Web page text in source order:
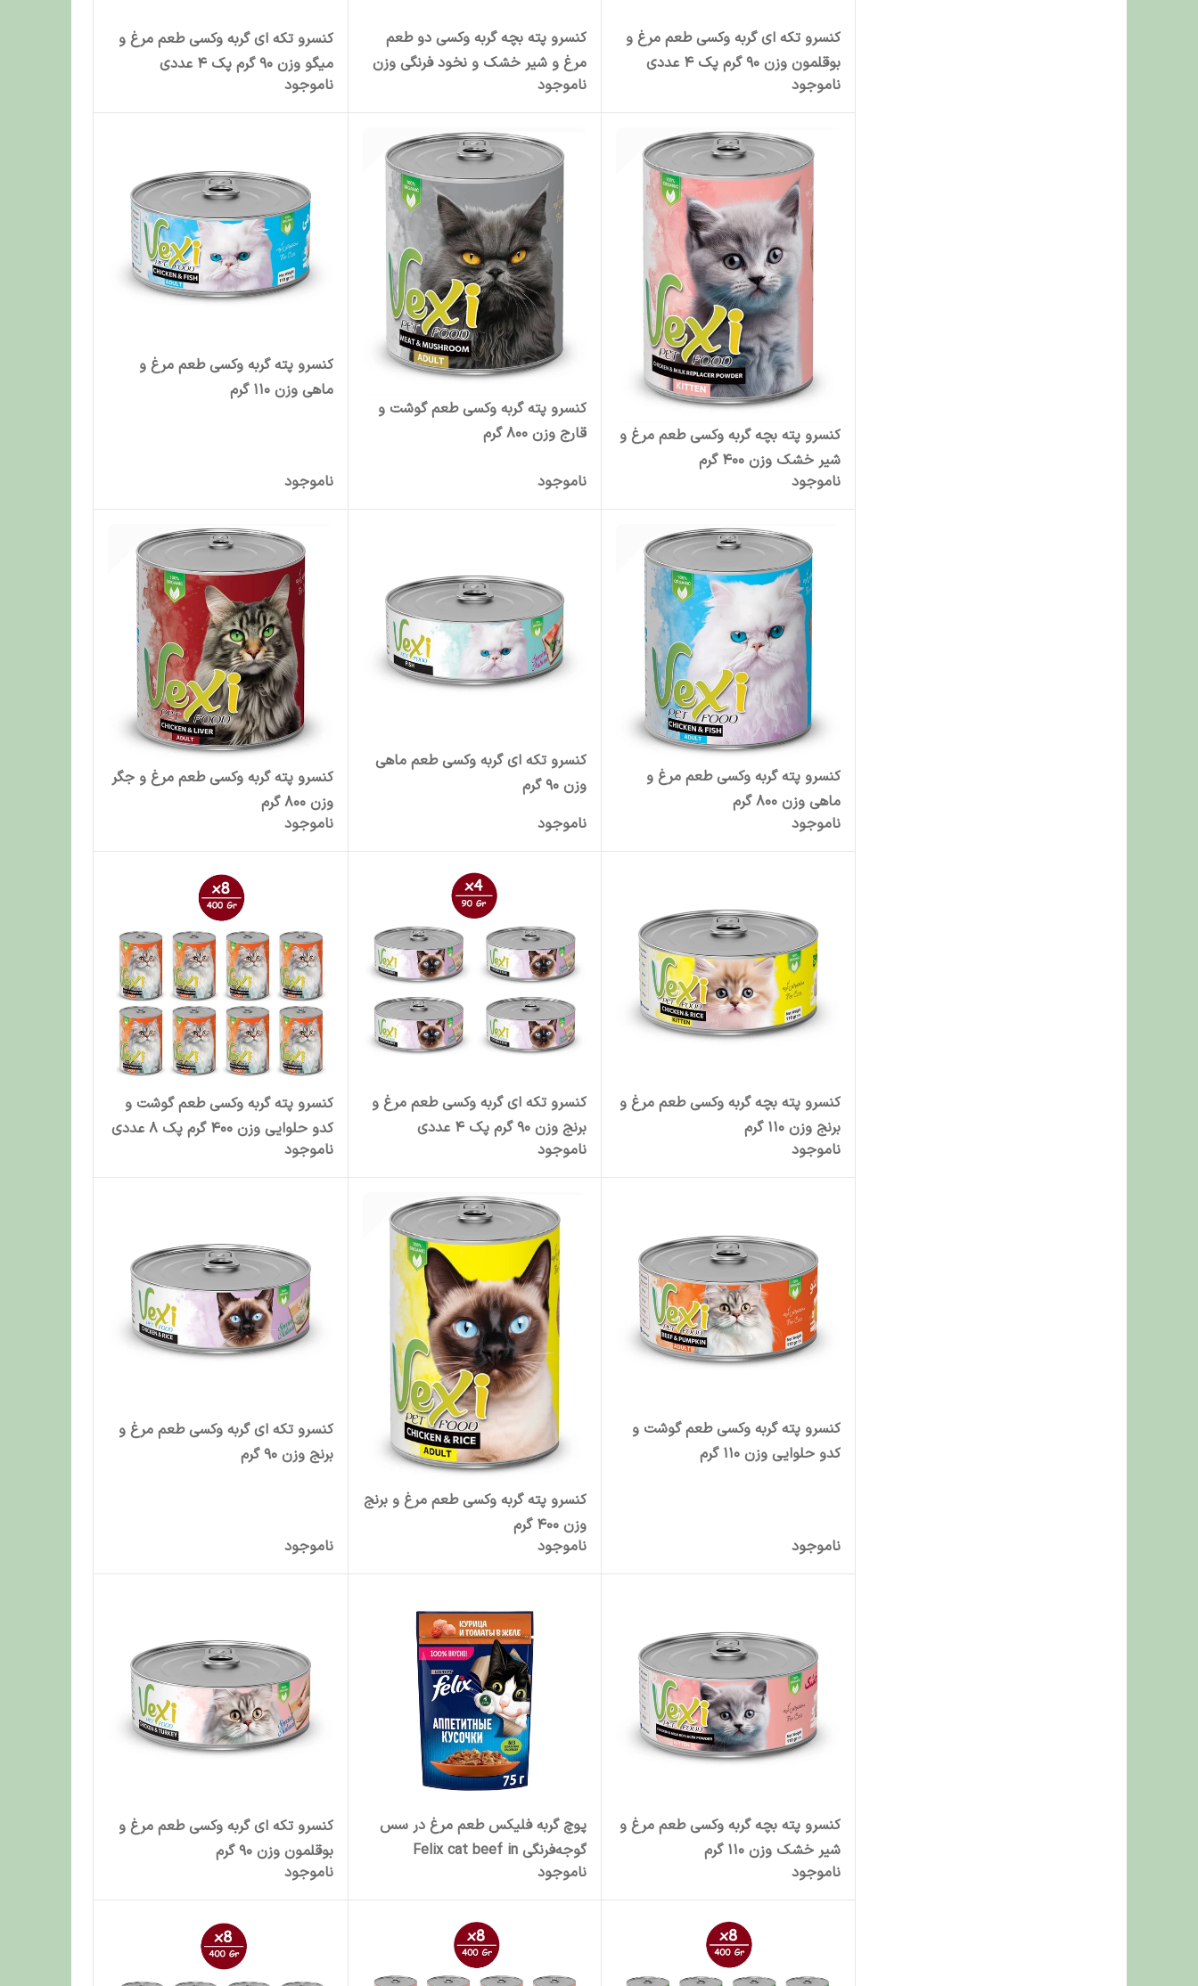
کنسرو تکه ای گربه وکسی طعم مرغ و
بوقلمون وزن 90 گرم پک 4 عددی
ناموجود
کنسرو پته بچه گربه وکسی دو طعم
مرغ و شیر خشک و نخود فرنگی وزن
400 گرم پک 2 عددی
ناموجود
کنسرو تکه ای گربه وکسی طعم مرغ و
میگو وزن 90 گرم پک 4 عددی
ناموجود
کنسرو پته بچه گربه وکسی طعم مرغ و
شیر خشک وزن 400 گرم
ناموجود
کنسرو پته گربه وکسی طعم گوشت و
قارج وزن 800 گرم
ناموجود
کنسرو پته گربه وکسی طعم مرغ و
ماهی وزن 110 گرم
ناموجود
کنسرو پته گربه وکسی طعم مرغ و
ماهی وزن 800 گرم
ناموجود
کنسرو تکه ای گربه وکسی طعم ماهی
وزن 90 گرم
ناموجود
کنسرو پته گربه وکسی طعم مرغ و جگر
وزن 800 گرم
ناموجود
کنسرو پته بچه گربه وکسی طعم مرغ و
برنج وزن 110 گرم
ناموجود
کنسرو تکه ای گربه وکسی طعم مرغ و
برنج وزن 90 گرم پک 4 عددی
ناموجود
کنسرو پته گربه وکسی طعم گوشت و
کدو حلوایی وزن 400 گرم پک 8 عددی
ناموجود
کنسرو پته گربه وکسی طعم گوشت و
کدو حلوایی وزن 110 گرم
ناموجود
کنسرو پته گربه وکسی طعم مرغ و برنج
وزن 400 گرم
ناموجود
کنسرو تکه ای گربه وکسی طعم مرغ و
برنج وزن 90 گرم
ناموجود
کنسرو پته بچه گربه وکسی طعم مرغ و
شیر خشک وزن 110 گرم
ناموجود
پوچ گربه فلیکس طعم مرغ در سس
گوجه‌فرنگی Felix cat beef in
tomato sauce وزن 75 گرم
ناموجود
کنسرو تکه ای گربه وکسی طعم مرغ و
بوقلمون وزن 90 گرم
ناموجود